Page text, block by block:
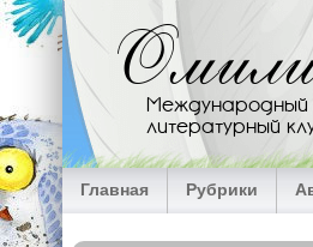
Перейти к основному содержанию
Международный
литературный
Главная Рубрики